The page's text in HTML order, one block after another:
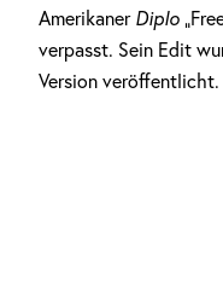
Amerikaner Diplo
verpasst. Sein Edit
Version veröffentlicht.